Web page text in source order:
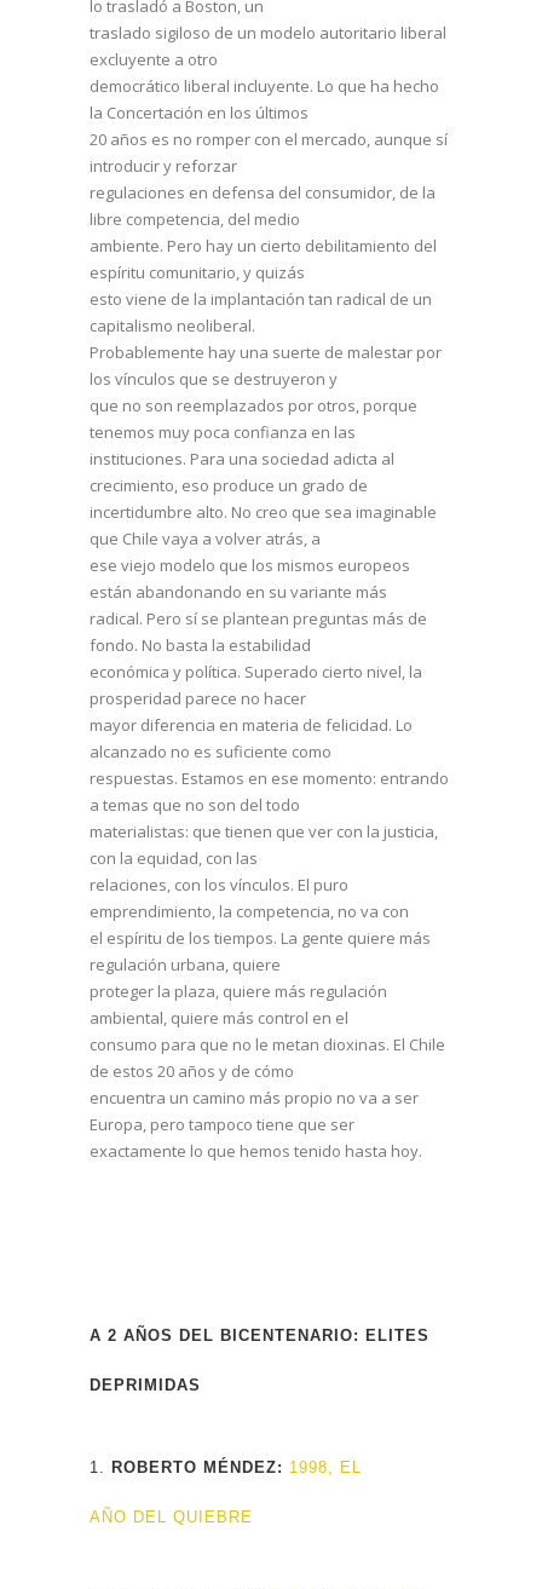
lo trasladó a Boston, un
traslado sigiloso de un modelo autoritario liberal
excluyente a otro
democrático liberal incluyente. Lo que ha hecho
la Concertación en los últimos
20 años es no romper con el mercado, aunque sí
introducir y reforzar
regulaciones en defensa del consumidor, de la
libre competencia, del medio
ambiente. Pero hay un cierto debilitamiento del
espíritu comunitario, y quizás
esto viene de la implantación tan radical de un
capitalismo neoliberal.
Probablemente hay una suerte de malestar por
los vínculos que se destruyeron y
que no son reemplazados por otros, porque
tenemos muy poca confianza en las
instituciones. Para una sociedad adicta al
crecimiento, eso produce un grado de
incertidumbre alto. No creo que sea imaginable
que Chile vaya a volver atrás, a
ese viejo modelo que los mismos europeos
están abandonando en su variante más
radical. Pero sí se plantean preguntas más de
fondo. No basta la estabilidad
económica y política. Superado cierto nivel, la
prosperidad parece no hacer
mayor diferencia en materia de felicidad. Lo
alcanzado no es suficiente como
respuestas. Estamos en ese momento: entrando
a temas que no son del todo
materialistas: que tienen que ver con la justicia,
con la equidad, con las
relaciones, con los vínculos. El puro
emprendimiento, la competencia, no va con
el espíritu de los tiempos. La gente quiere más
regulación urbana, quiere
proteger la plaza, quiere más regulación
ambiental, quiere más control en el
consumo para que no le metan dioxinas. El Chile
de estos 20 años y de cómo
encuentra un camino más propio no va a ser
Europa, pero tampoco tiene que ser
exactamente lo que hemos tenido hasta hoy.
A 2 AÑOS DEL BICENTENARIO: ELITES
DEPRIMIDAS
1. ROBERTO MÉNDEZ: 1998, EL
AÑO DEL QUIEBRE